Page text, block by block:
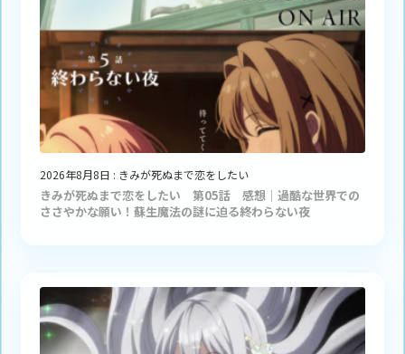
2026年8月8日 : きみが死ぬまで恋をしたい
きみが死ぬまで恋をしたい 第05話 感想｜過酷な世界での
ささやかな願い！蘇生魔法の謎に迫る終わらない夜